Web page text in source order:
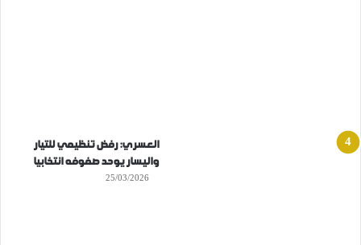
العسري: رفض تنظيمي للتيار
واليسار يوحد صفوفه انتخابيا
25/03/2026